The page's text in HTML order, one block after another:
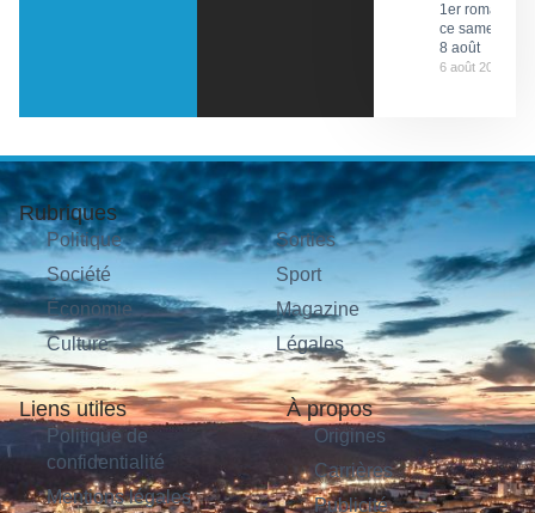
1er roman
ce samedi
8 août
6 août 2026
Rubriques
Politique
Société
Économie
Culture
Sorties
Sport
Magazine
Légales
Liens utiles
Politique de
confidentialité
Mentions légales
À propos
Origines
Carrières
Publicité